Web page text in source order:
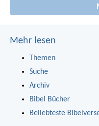
Mehr lesen
Themen
Suche
Archiv
Bibel Bücher
Beliebteste